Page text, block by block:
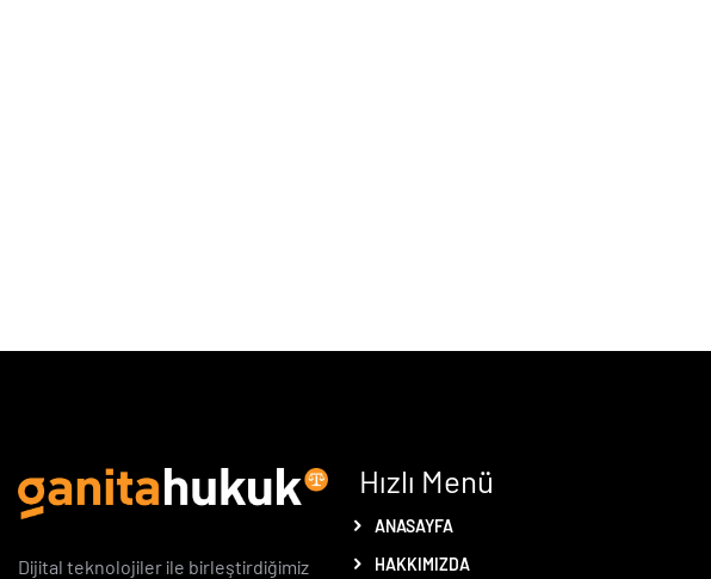
Dijital teknolojiler ile birleştirdiğimiz
Hızlı Menü
ANASAYFA
HAKKIMIZDA